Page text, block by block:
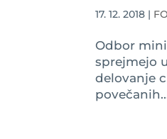
17. 12. 2018 |
Odbor
sprejmejo
delovanje